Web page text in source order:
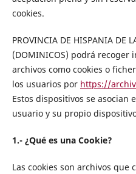
cookies.
PROVINCIA DE HISPANIA DE
(DOMINICOS) podrá recoger
archivos como cookies o
los usuarios por https://
Estos dispositivos se asocian
usuario y su propio
1.- ¿Qué es una Cookie?
Las cookies son archivos que